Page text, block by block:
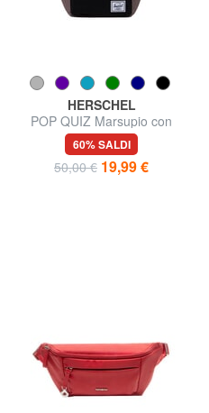
HERSCHEL
POP QUIZ Marsupio con
tasca
60% SALDI
50,00 € 19,99 €